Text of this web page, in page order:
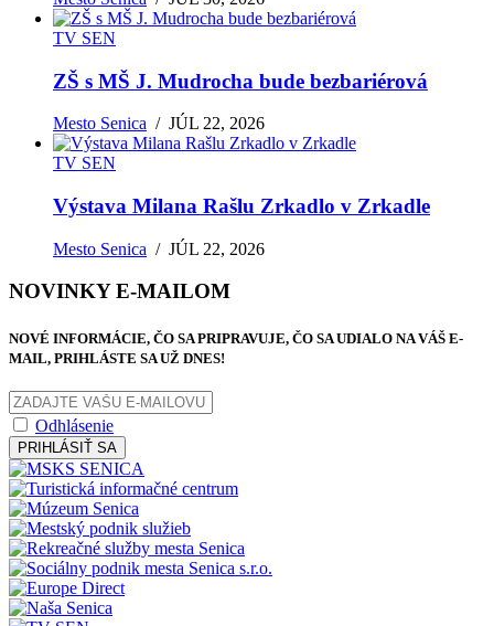
TV SEN
ZŠ s MŠ J. Mudrocha bude bezbariérová
Mesto Senica /JÚL 22, 2026
TV SEN
Výstava Milana Rašlu Zrkadlo v Zrkadle
Mesto Senica /JÚL 22, 2026
NOVINKY E-MAILOM
NOVÉ INFORMÁCIE, ČO SA PRIPRAVUJE, ČO SA UDIALO NA VÁŠ E-
MAIL, PRIHLÁSTE SA UŽ DNES!
Odhlásenie
PRIHLÁSIŤ SA